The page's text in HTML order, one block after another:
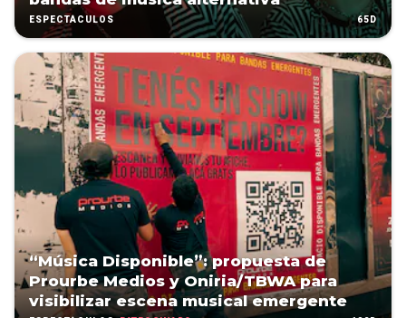
ESPECTÁCULOS 65D
“Música Disponible”: propuesta de
Prourbe Medios y Oniria/TBWA para
visibilizar escena musical emergente